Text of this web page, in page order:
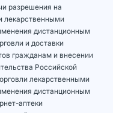
разрешения на
лекарственными
дистанционным
и доставки
гражданам и внесении
Российской
лекарственными
дистанционным
аптеки